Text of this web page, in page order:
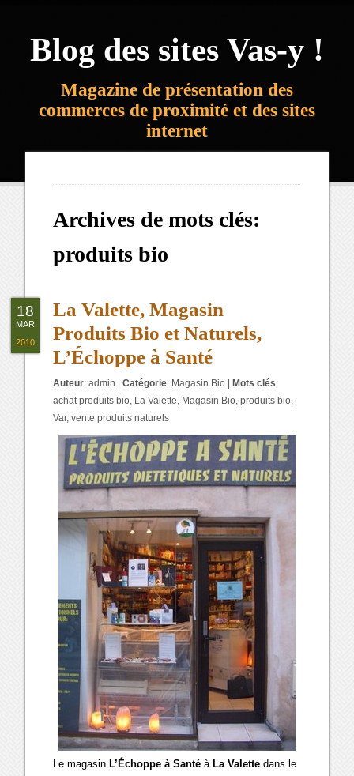
Blog des sites Vas-y !
Magazine de présentation des
commerces de proximité et des sites
internet
Archives de mots clés:
produits bio
La Valette, Magasin
Produits Bio et Naturels,
L’Échoppe à Santé
Auteur:admin |Catégorie: Magasin Bio Mots clés:
achat produits bio, La Valette, Magasin Bio,produits bio,
Var,vente produits naturels
Le magasin L’Échoppe à Santé à La Valette dans le
18
MAR
2010